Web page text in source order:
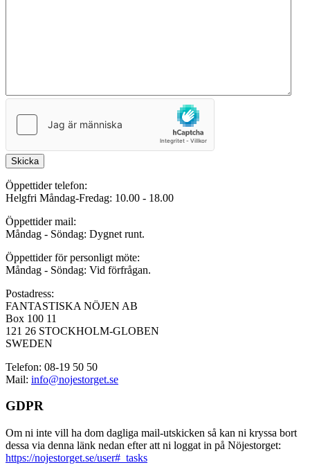
Skicka
Öppettider telefon:
Helgfri Måndag-Fredag: 10.00 - 18.00
Öppettider mail:
Måndag - Söndag: Dygnet runt.
Öppettider för personligt möte:
Måndag - Söndag: Vid förfrågan.
Postadress:
FANTASTISKA NÖJEN AB
Box 100 11
121 26 STOCKHOLM-GLOBEN
SWEDEN
Telefon: 08-19 50 50
Mail: info@nojestorget.se
GDPR
Om ni inte vill ha dom dagliga mail-utskicken så kan ni kryssa bort
dessa via denna länk nedan efter att ni loggat in på Nöjestorget:
https://nojestorget.se/user#_tasks